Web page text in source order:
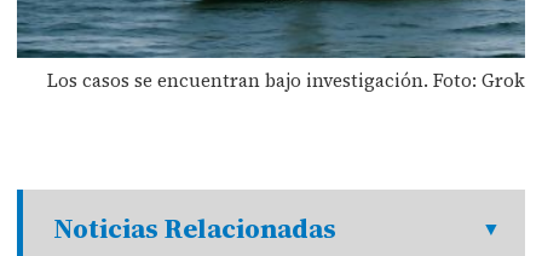
Los casos se encuentran bajo investigación. Foto: Grok
Noticias Relacionadas